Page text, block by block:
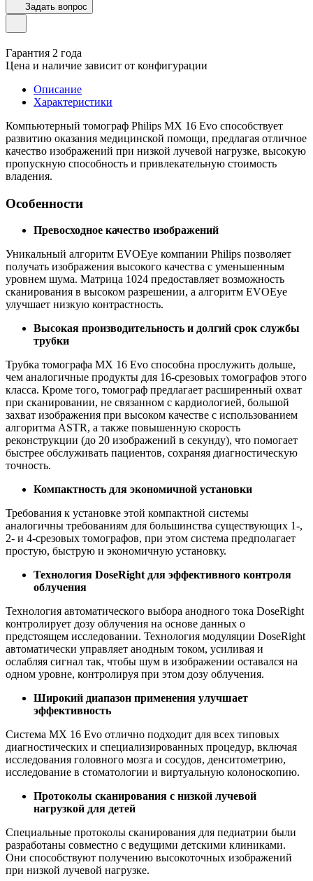
Задать вопрос
Гарантия 2 года
Цена и наличие зависит от конфигурации
Описание
Характеристики
Компьютерный томограф Philips MX 16 Evo способствует
развитию оказания медицинской помощи, предлагая отличное
качество изображений при низкой лучевой нагрузке, высокую
пропускную способность и привлекательную стоимость
владения.
Особенности
Превосходное качество изображений
Уникальный алгоритм EVOEye компании Philips позволяет
получать изображения высокого качества с уменьшенным
уровнем шума. Матрица 1024 предоставляет возможность
сканирования в высоком разрешении, а алгоритм EVOEye
улучшает низкую контрастность.
Высокая производительность и долгий срок службы
трубки
Трубка томографа MX 16 Evo способна прослужить дольше,
чем аналогичные продукты для 16-срезовых томографов этого
класса. Кроме того, томограф предлагает расширенный охват
при сканировании, не связанном с кардиологией, большой
захват изображения при высоком качестве с использованием
алгоритма ASTR, а также повышенную скорость
реконструкции (до 20 изображений в секунду), что помогает
быстрее обслуживать пациентов, сохраняя диагностическую
точность.
Компактность для экономичной установки
Требования к установке этой компактной системы
аналогичны требованиям для большинства существующих 1-,
2- и 4-срезовых томографов, при этом система предполагает
простую, быструю и экономичную установку.
Технология DoseRight для эффективного контроля
облучения
Технология автоматического выбора анодного тока DoseRight
контролирует дозу облучения на основе данных о
предстоящем исследовании. Технология модуляции DoseRight
автоматически управляет анодным током, усиливая и
ослабляя сигнал так, чтобы шум в изображении оставался на
одном уровне, контролируя при этом дозу облучения.
Широкий диапазон применения улучшает
эффективность
Система MX 16 Evo отлично подходит для всех типовых
диагностических и специализированных процедур, включая
исследования головного мозга и сосудов, денситометрию,
исследование в стоматологии и виртуальную колоноскопию.
Протоколы сканирования с низкой лучевой
нагрузкой для детей
Специальные протоколы сканирования для педиатрии были
разработаны совместно с ведущими детскими клиниками.
Они способствуют получению высокоточных изображений
при низкой лучевой нагрузке.